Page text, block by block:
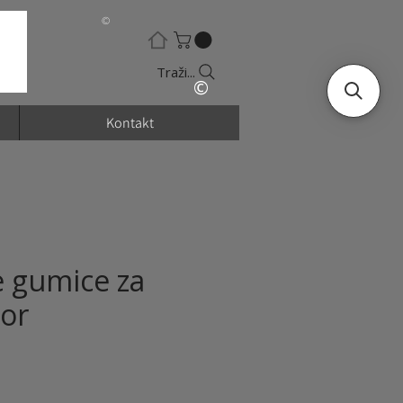
©
©
Traži...
Kontakt
gumice za